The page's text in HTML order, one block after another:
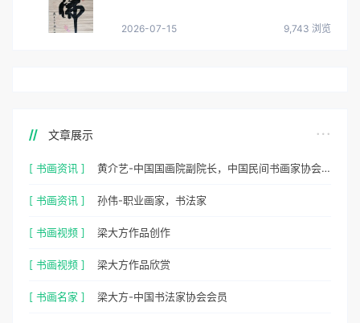
2026-07-15 9,743 浏览
文章展示
[ 书画资讯 ] 黄介艺-中国国画院副院长，中国民间书画家协会副主席
[ 书画资讯 ] 孙伟-职业画家，书法家
[ 书画视频 ] 梁大方作品创作
[ 书画视频 ] 梁大方作品欣赏
[ 书画名家 ] 梁大方-中国书法家协会会员